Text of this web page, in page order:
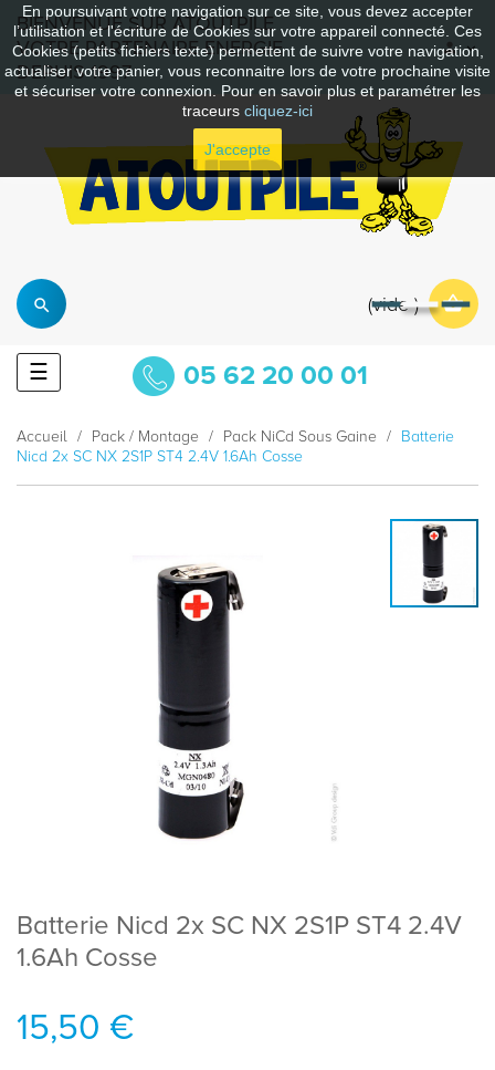
En poursuivant votre navigation sur ce site, vous devez accepter
l’utilisation et l'écriture de Cookies sur votre appareil connecté. Ces
Cookies (petits fichiers texte) permettent de suivre votre navigation,
actualiser votre panier, vous reconnaitre lors de votre prochaine visite
et sécuriser votre connexion. Pour en savoir plus et paramétrer les
traceurs cliquez-ici
J'accepte
BIENVENUE SUR ATOUTPILE
VOTRE PARTENAIRE ENERGIE
DEPUIS 1997
vide
Basculer
la
☰ 05 62 20 00 01
Accueil Pack / Montage Pack NiCd Sous Gaine
Batterie
Nicd 2x SC NX 2S1P ST4 2.4V 1.6Ah Cosse
Batterie Nicd 2x SC NX 2S1P ST4 2.4V
1.6Ah Cosse
15,50 €